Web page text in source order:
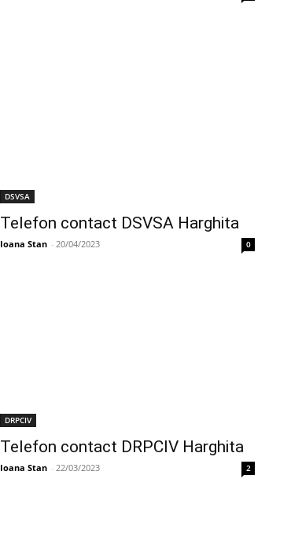
DSVSA
Telefon contact DSVSA Harghita
Ioana Stan - 20/04/2023 0
DRPCIV
Telefon contact DRPCIV Harghita
Ioana Stan - 22/03/2023 2